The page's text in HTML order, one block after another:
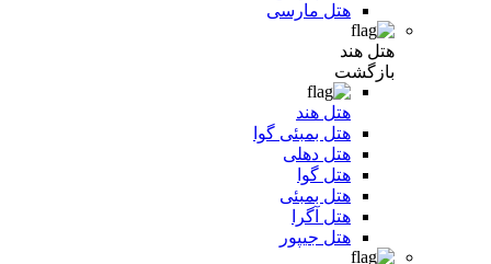
هتل مارسی
هتل هند
بازگشت
هتل هند
هتل بمبئی گوا
هتل دهلی
هتل گوا
هتل بمبئی
هتل آگرا
هتل جیپور